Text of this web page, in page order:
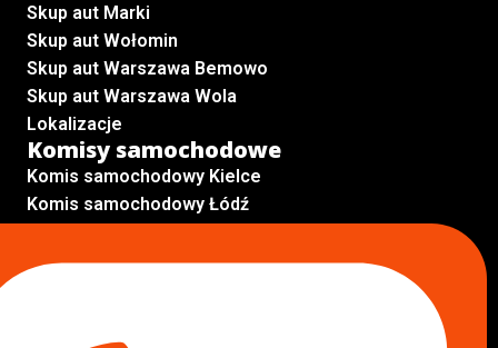
Skup aut Marki
Skup aut Wołomin
Skup aut Warszawa Bemowo
Skup aut Warszawa Wola
Lokalizacje
Komisy samochodowe
Komis samochodowy Kielce
Komis samochodowy Łódź
Komis samochodowy Radom
Komis samochodowy Lublin